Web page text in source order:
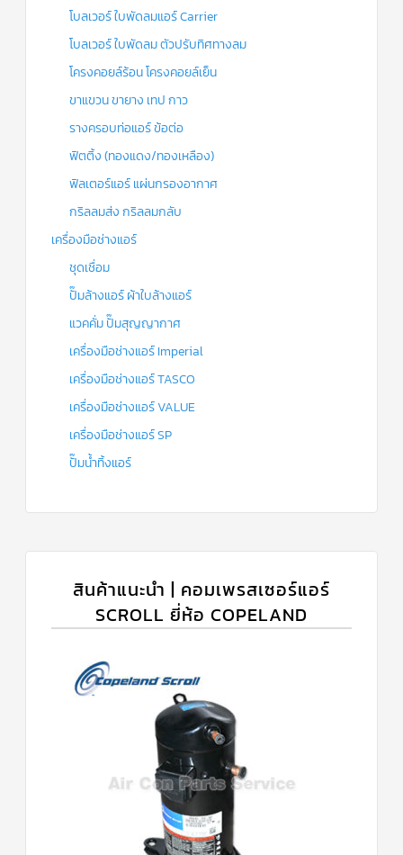
โบลเวอร์ ใบพัดลมแอร์ Carrier
โบลเวอร์ ใบพัดลม ตัวปรับทิศทางลม
โครงคอยล์ร้อน โครงคอยล์เย็น
ขาแขวน ขายาง เทป กาว
รางครอบท่อแอร์ ข้อต่อ
ฟิตติ้ง (ทองแดง/ทองเหลือง)
ฟิลเตอร์แอร์ แผ่นกรองอากาศ
กริลลมส่ง กริลลมกลับ
เครื่องมือช่างแอร์
ชุดเชื่อม
ปั๊มล้างแอร์ ผ้าใบล้างแอร์
แวคคั่ม ปั๊มสุญญากาศ
เครื่องมือช่างแอร์ Imperial
เครื่องมือช่างแอร์ TASCO
เครื่องมือช่างแอร์ VALUE
เครื่องมือช่างแอร์ SP
ปั๊มน้ำทิ้งแอร์
สินค้าแนะนำ | คอมเพรสเซอร์แอร์
SCROLL ยี่ห้อ COPELAND